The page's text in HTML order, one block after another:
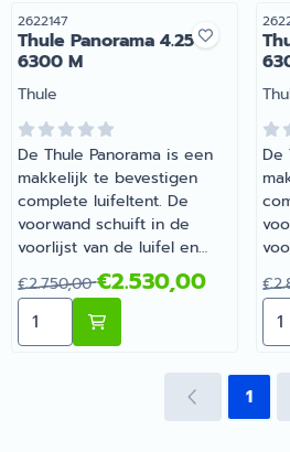
Artikelnummer
2622147
Thule Panorama 4.25
6300 M
Merk:
Thule
De Thule Panorama is een
makkelijk te bevestigen
complete luifeltent. De
voorwand schuift in de
voorlijst van de luifel en
klemprofielen verbinden de
zijwanden met het
luifeldoek. Een ritssluiting
zorgt voor een goede
voorwand en zijwanden.
Van 2 750,00 voor 2 530,00
€2.750,00€2.530,00
Aantal kiezen voor Thule
De
1